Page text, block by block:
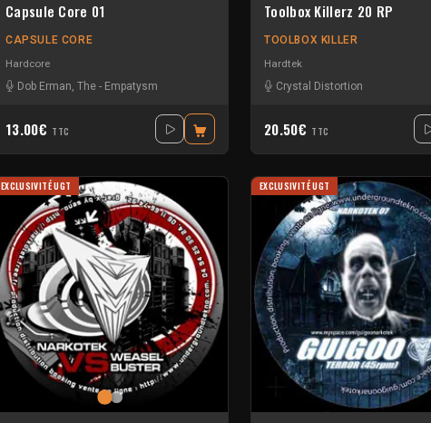
Capsule Core 01
CAPSULE CORE
Hardcore
Dob Erman, The - Empatysm
13.00€ TTC
Toolbox Killerz 20 RP
TOOLBOX KILLER
Hardtek
Crystal Distortion
20.50€ TTC
EXCLUSIVITÉ UGT EXCLUSIVITÉ UGT